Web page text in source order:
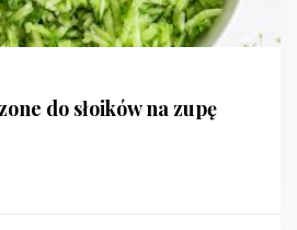
do słoików na zupę